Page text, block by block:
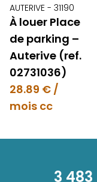
AUTERIVE - 31190
À louer Place
de parking –
Auterive (ref.
02731036)
28.89 € /
mois cc
3 483